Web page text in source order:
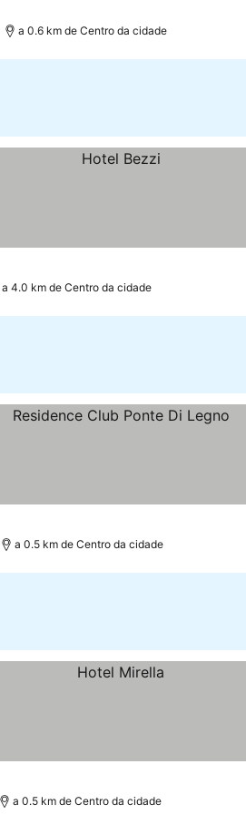
a 0.6 km de Centro da cidade
a 4.0 km de Centro da cidade
a 0.5 km de Centro da cidade
a 0.5 km de Centro da cidade